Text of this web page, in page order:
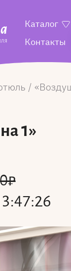
Каталог
Контакты
1»
₽